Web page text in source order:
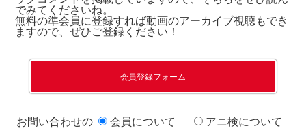
でみてくださいね。
無料の準会員に登録すれば動画のアーカイブ視聴もでき
ますので、ぜひご登録ください！
会員登録フォーム
お問い合わせの
会員について
アニ検について